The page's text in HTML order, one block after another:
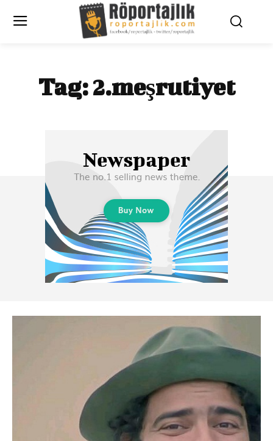
Tag:2.meşrutiyet